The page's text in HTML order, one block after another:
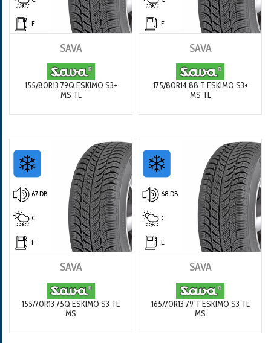
F
SAVA
155/80R13 79Q ESKIMO S3+
MS TL
F
SAVA
175/80R14 88 T ESKIMO S3+
MS TL
67 DB
C
F
SAVA
155/70R13 75Q ESKIMO S3 TL
MS
68 DB
C
E
SAVA
165/70R13 79 T ESKIMO S3 TL
MS